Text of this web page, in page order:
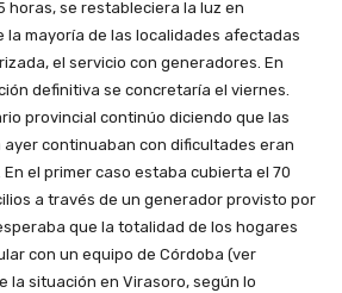
horas, se restableciera la luz en
la mayoría de las localidades afectadas
el servicio con generadores. En
definitiva se concretaría el viernes.
provincial continúo diciendo que las
continuaban con dificultades eran
En el primer caso estaba cubierta el 70
a través de un generador provisto por
que la totalidad de los hogares
con un equipo de Córdoba (ver
la situación en Virasoro, según lo